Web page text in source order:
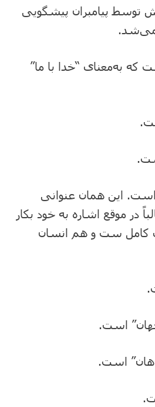
توسط پیامبران پیشگویی
می‌شد.
که به‌معنای “خدا با ما”
است. این همان عنوانی
موقع اشاره به خود بکار
کامل ست و هم انسان